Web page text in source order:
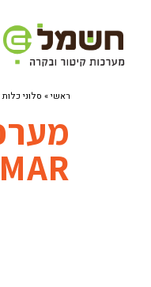
ראשי» סלוני כלות